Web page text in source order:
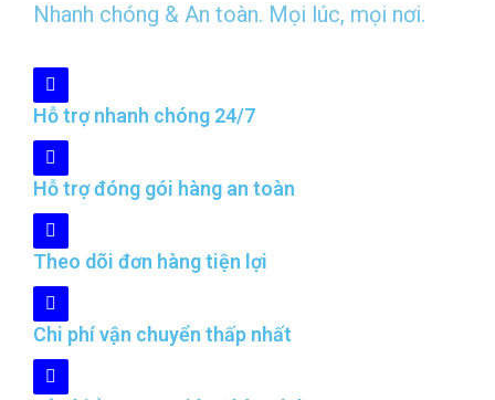
Nhanh chóng & An toàn. Mọi lúc, mọi nơi.
Hỗ trợ nhanh chóng 24/7
Hỗ trợ đóng gói hàng an toàn
Theo dõi đơn hàng tiện lợi
Chi phí vận chuyển thấp nhất